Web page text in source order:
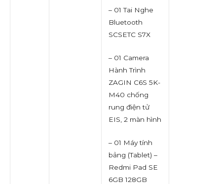
– 01 Tai Nghe
Bluetooth
SCSETC S7X
– 01 Camera
Hành Trình
ZAGIN C6S 5K-
M40 chống
rung điện tử
EIS, 2 màn hình
– 01 Máy tính
bảng (Tablet) –
Redmi Pad SE
6GB 128GB